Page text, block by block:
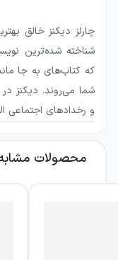
بهترین و
متناقض و
چارلز دیکنز
شخصیت‌هایی
برای
چارلز دیکنز خالق
شناخته شده‌ترین
که کتاب‌های به جا
شما می‌روند. دیکنز
و رخدادهای اجتماعی
محصولات